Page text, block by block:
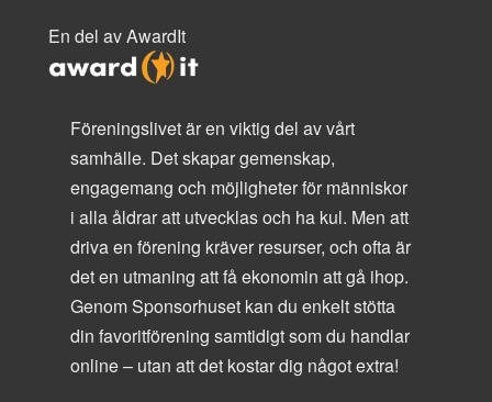
En del av AwardIt
Föreningslivet är en viktig del av vårt
samhälle. Det skapar gemenskap,
engagemang och möjligheter för människor
i alla åldrar att utvecklas och ha kul. Men att
driva en förening kräver resurser, och ofta är
det en utmaning att få ekonomin att gå ihop.
Genom Sponsorhuset kan du enkelt stötta
din favoritförening samtidigt som du handlar
online – utan att det kostar dig något extra!